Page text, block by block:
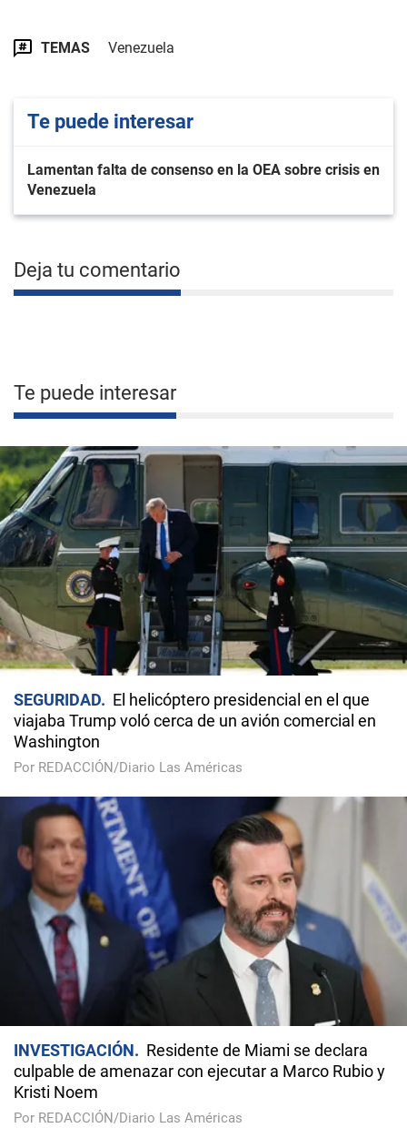
TEMAS Venezuela
Te puede interesar
Lamentan falta de consenso en la OEA sobre crisis en
Venezuela
Deja tu comentario
Te puede interesar
SEGURIDAD
El helicóptero presidencial en el que
viajaba Trump voló cerca de un avión comercial en
Washington
Por REDACCIÓN/Diario Las Américas
INVESTIGACIÓN
Residente de Miami se declara
culpable de amenazar con ejecutar a Marco Rubio y
Kristi Noem
Por REDACCIÓN/Diario Las Américas